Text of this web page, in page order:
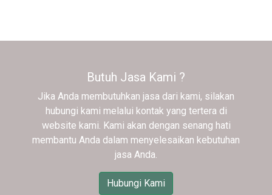
Butuh Jasa Kami ?
Jika Anda membutuhkan jasa dari kami, silakan
hubungi kami melalui kontak yang tertera di
website kami. Kami akan dengan senang hati
membantu Anda dalam menyelesaikan kebutuhan
jasa Anda.
Hubungi Kami